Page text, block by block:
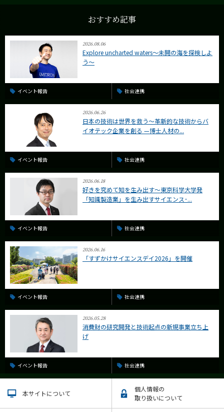
おすすめ記事
2026.08.06
Explore uncharted waters～未開の海を探検しよ
う～
イベント報告 社会連携
2026.06.26
日本の技術は世界を救う〜革新的な技術からバ
イオテック企業を創る —博士人材の...
イベント報告 社会連携
2026.06.18
好きを究めて知を生み出す〜東京科学大学発
「知識製造業」を生み出すサイエンス･...
イベント報告 社会連携
2026.06.16
「すずかけサイエンスデイ2026」を開催
イベント報告 社会連携
2026.05.28
消費財の研究開発と技術起点の新規事業立ち上
げ
イベント報告 社会連携
本サイトについて
個人情報の
取り扱いについて